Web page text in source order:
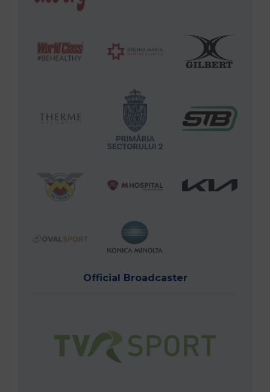
Official Broadcaster